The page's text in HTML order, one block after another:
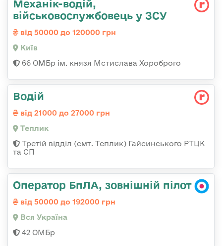
Механік-водій,
військовослужбовець у ЗСУ
від 50000 до 120000 грн
Київ
66 ОМБр ім. князя Мстислава Хороброго
Водій
від 21000 до 27000 грн
Теплик
Третій відділ (смт. Теплик) Гайсинського РТЦК
та СП
Оператор БпЛА, зовнішній пілот
від 50000 до 192000 грн
Вся Україна
42 ОМБр